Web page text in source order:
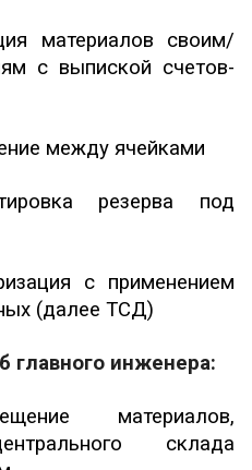
материалов своим/
с выпиской счетов-
между ячейками
резерва под
с применением
(далее ТСД)
главного инженера:
материалов,
склада